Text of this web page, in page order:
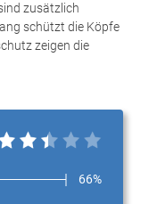
zusätzlich
schützt die Köpfe
zeigen die
66%